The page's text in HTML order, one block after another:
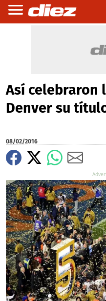
Así celebraron
Denver su
08/02/2016